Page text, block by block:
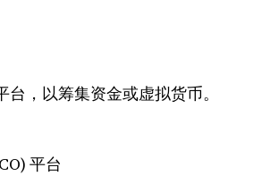
，以筹集资金或虚拟货币。
平台